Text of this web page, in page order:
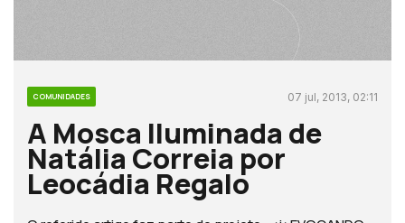
COMUNIDADES 07 jul, 2013, 02:11
A Mosca Iluminada de
Natália Correia por
Leocádia Regalo